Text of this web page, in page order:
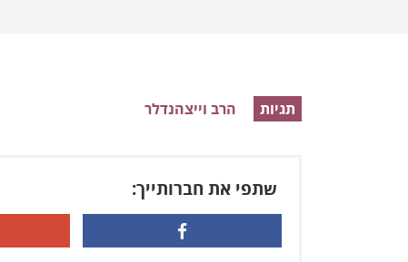
תגיות הרב וייצהנדלר
שתפי את חברותייך: